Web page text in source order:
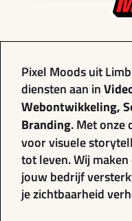
Pixel Moods uit
diensten aan in
Webontwikkeling,
Branding. Met onze
voor visuele
tot leven. Wij
jouw bedrijf
je zichtbaarheid